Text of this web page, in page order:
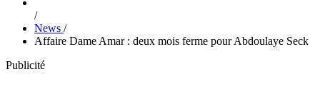
/
News /
Affaire Dame Amar : deux mois ferme pour Abdoulaye Seck
Publicité